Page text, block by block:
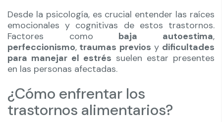
Desde la psicología, es crucial entender las raíces
emocionales y cognitivas de estos trastornos.
Factores como baja autoestima,
perfeccionismo, traumas previos y dificultades
para manejar el estrés suelen estar presentes
en las personas afectadas.
¿Cómo enfrentar los
trastornos alimentarios?